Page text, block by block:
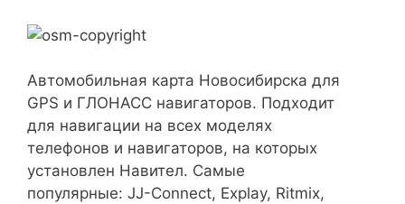
Автомобильная карта Новосибирска для
GPS и ГЛОНАСС навигаторов. Подходит
для навигации на всех моделях
телефонов и навигаторов, на которых
установлен Навител. Самые
популярные: JJ-Connect, Explay, Ritmix,